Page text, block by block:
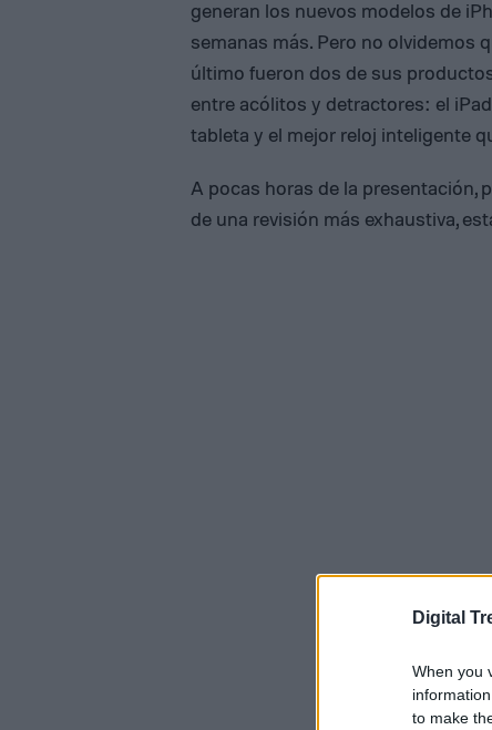
Digital
When you
to make
generan los nuevos modelos de
semanas más. Pero no olvidemos
último fueron dos de sus
entre acólitos y detractores: el
tableta y el mejor reloj inteligente
A pocas horas de la presentación,
de una revisión más exhaustiva,